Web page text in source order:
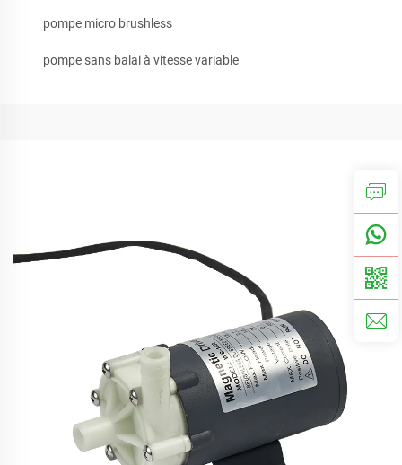
pompe micro brushless
pompe sans balai à vitesse variable